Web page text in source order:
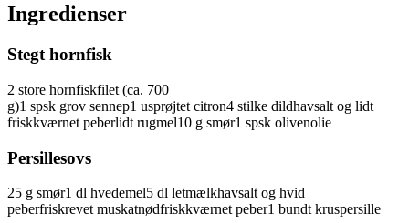
Ingredienser
Stegt hornfisk
2 store hornfiskfilet (ca. 700
g)1 spsk grov sennep1 usprøjtet citron4 stilke dildhavsalt og lidt
friskkværnet peberlidt rugmel10 g smør1 spsk olivenolie
Persillesovs
25 g smør1 dl hvedemel5 dl letmælkhavsalt og hvid
peberfriskrevet muskatnødfriskkværnet peber1 bundt kruspersille